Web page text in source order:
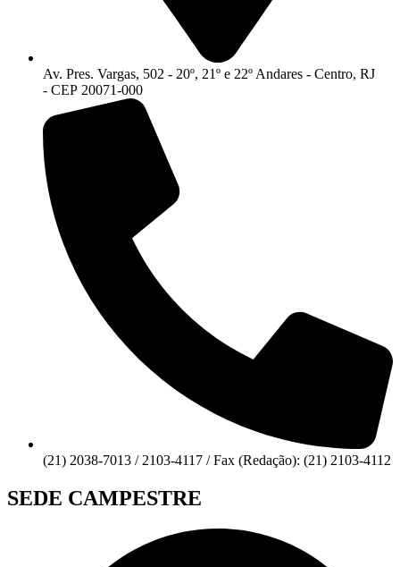
Av. Pres. Vargas, 502 - 20º, 21º e 22º Andares - Centro, RJ
- CEP 20071-000
(21) 2038-7013 / 2103-4117 / Fax (Redação): (21) 2103-4112
SEDE CAMPESTRE